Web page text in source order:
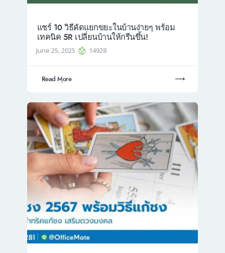
แชร์ 10 วิธีคัดแยกขยะในบ้านง่ายๆ พร้อม
เทคนิค 5R เปลี่ยนบ้านให้กรีนขึ้น!
June 25, 2025 14928
Read More